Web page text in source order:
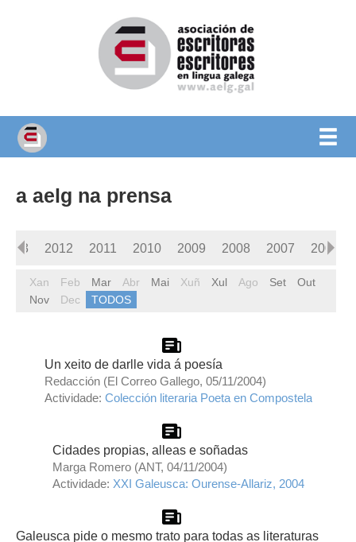
a aelg na prensa
2013 2012 2011 2010 2009 2008 2007 2006
Xan Feb Mar Abr Mai Xuñ Xul Ago Set
Out
Nov
Dec TODOS
Un xeito de darlle vida á poesía
Redacción (El Correo Gallego, 05/11/2004)
Actividade: Colección literaria Poeta en Compostela
Cidades propias, alleas e soñadas
Marga Romero (ANT, 04/11/2004)
Actividade: XXI Galeusca: Ourense-Allariz, 2004
Galeusca pide o mesmo trato para todas as literaturas